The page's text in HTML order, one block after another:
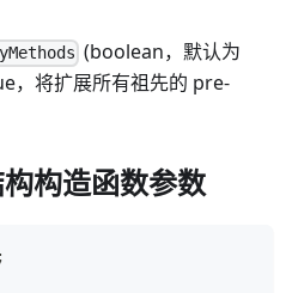
(boolean，默认为
，将扩展所有祖先的 pre-
构造函数参数
;